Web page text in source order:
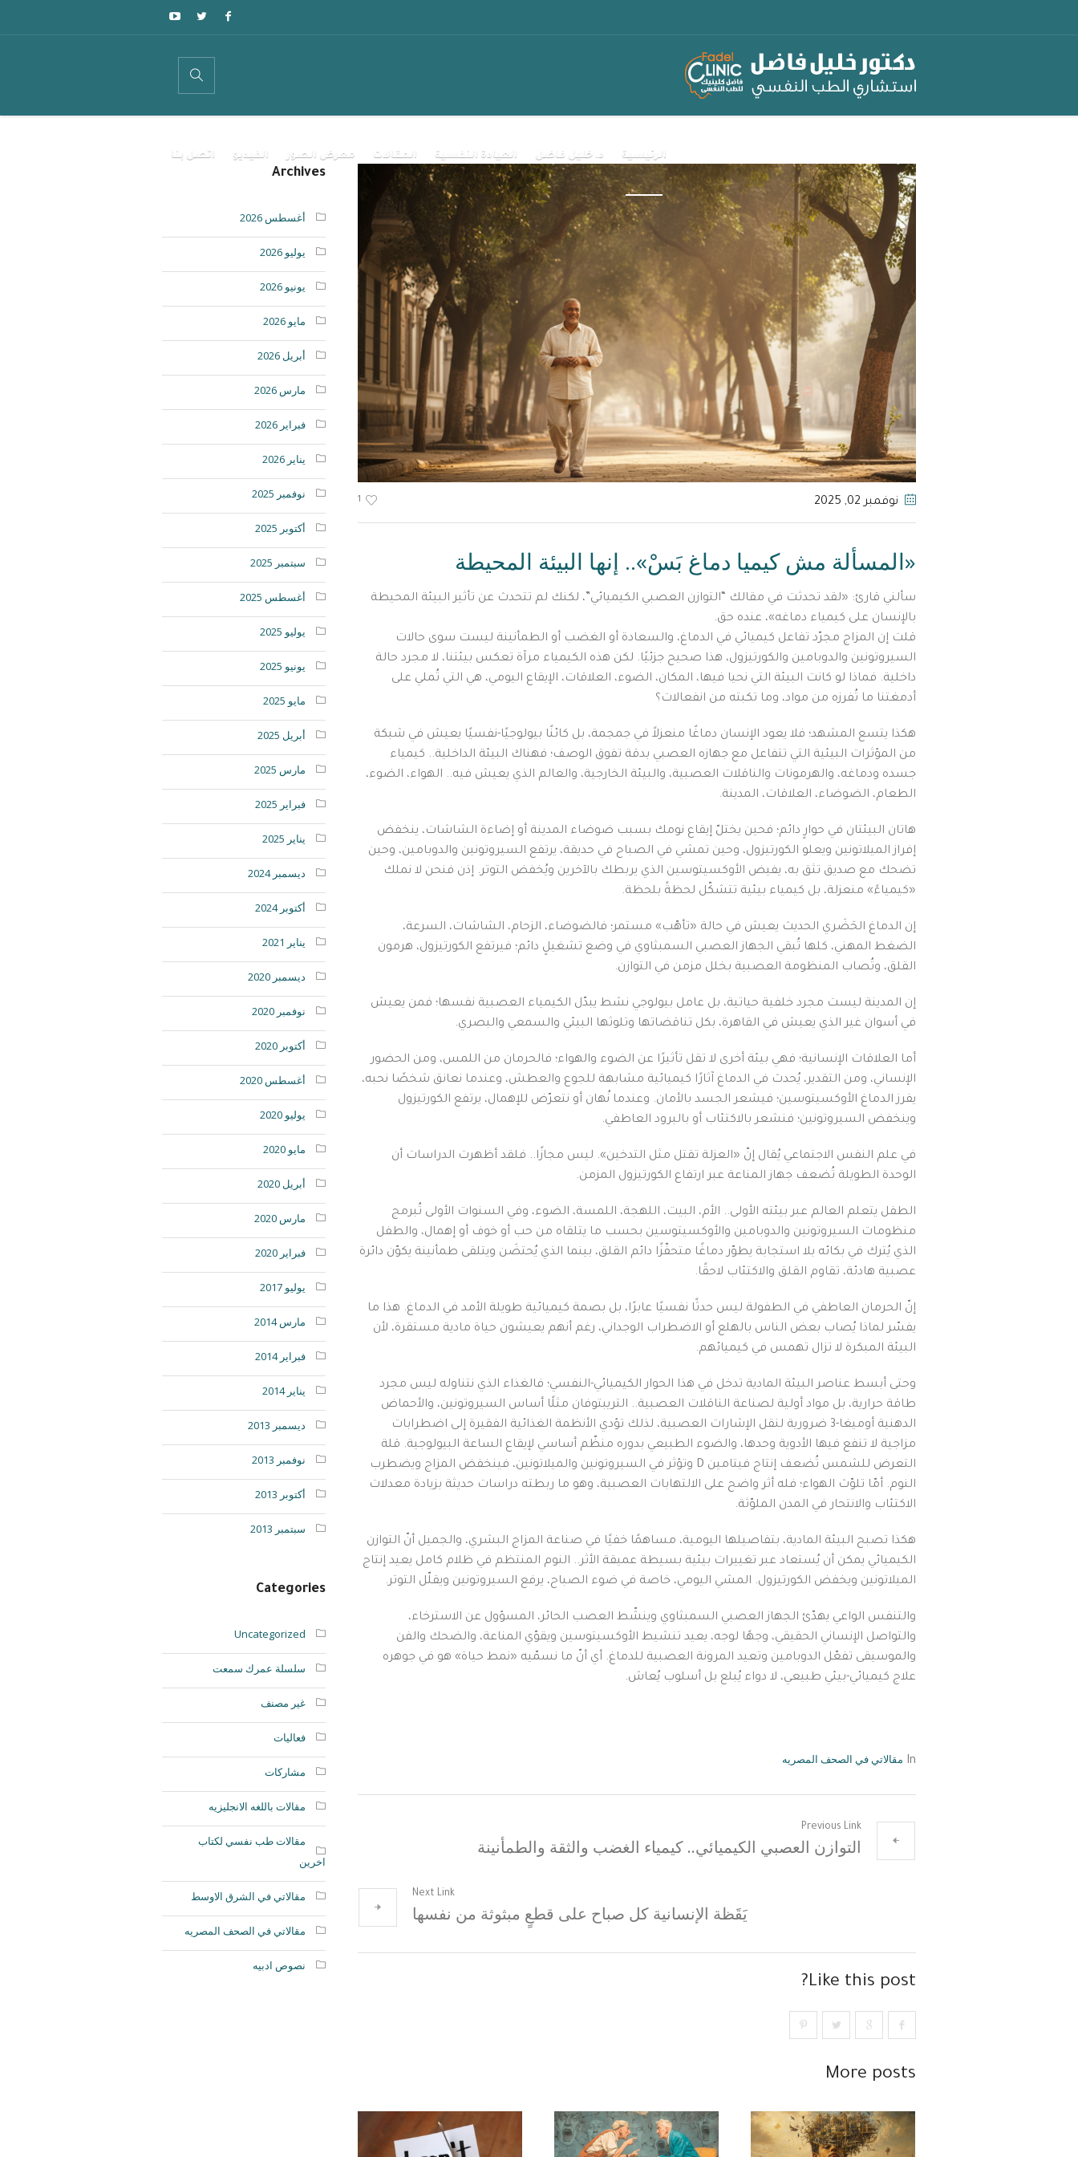
الرئيسية د. خليل فاضل العيادة النفسية المقالات معرض الصور الفيديو اتصل بنا
نوفمبر 02 , 2025
1
«المسألة مش كيميا دماغ بَسْ».. إنها البيئة المحيطة
سألني قارئ: «لقد تحدثت في مقالك “التوازن العصبي الكيميائي”، لكنك لم تتحدث عن تأثير البيئة المحيطة
بالإنسان على كيمياء دماغه»، عنده حق.
قلت إن المزاج مجرّد تفاعل كيميائي في الدماغ، والسعادة أو الغضب أو الطمأنينة ليست سوى حالات
السيروتونين والدوبامين والكورتيزول، هذا صحيح جزئيًا. لكن هذه الكيمياء مرآة تعكس بيئتنا، لا مجرد حالة
داخلية. فماذا لو كانت البيئة التي نحيا فيها، المكان، الضوء، العلاقات، الإيقاع اليومي، هي التي تُملي على
أدمغتنا ما تُفرزه من مواد، وما تكبته من انفعالات؟
هكذا يتسع المشهد؛ فلا يعود الإنسان دماغًا منعزلاً في جمجمة، بل كائنًا بيولوجيًا-نفسيًا يعيش في شبكة
من المؤثرات البيئية التي تتفاعل مع جهازه العصبي بدقة تفوق الوصف؛ فهناك البيئة الداخلية.. كيمياء
جسده ودماغه، والهرمونات والناقلات العصبية، والبيئة الخارجية، والعالم الذي يعيش فيه.. الهواء، الضوء،
الطعام، الضوضاء، العلاقات، المدينة.
هاتان البيئتان في حوارٍ دائم؛ فحين يختلّ إيقاع نومك بسبب ضوضاء المدينة أو إضاءة الشاشات، ينخفض
إفراز الميلاتونين ويعلو الكورتيزول، وحين تمشي في الصباح في حديقة، يرتفع السيروتونين والدوبامين، وحين
تضحك مع صديق تثق به، يفيض الأوكسيتوسين الذي يربطك بالآخرين ويُخفض التوتر. إذن فنحن لا نملك
«كيمياءً» منعزلة، بل كيمياء بيئية تتشكّل لحظةً بلحظة.
إن الدماغ الحَضَري الحديث يعيش في حالة «تأهّب» مستمر؛ فالضوضاء، الزحام، الشاشات، السرعة،
الضغط المهني، كلها تُبقي الجهاز العصبي السمبثاوي في وضع تشغيلٍ دائم؛ فيرتفع الكورتيزول، هرمون
القلق، وتُصاب المنظومة العصبية بخلل مزمن في التوازن.
إن المدينة ليست مجرد خلفية حياتية، بل عامل بيولوجي نشط يبدّل الكيمياء العصبية نفسها؛ فمن يعيش
في أسوان غير الذي يعيش في القاهرة، بكل تناقضاتها وتلوثها البيئي والسمعي والبصري.
أما العلاقات الإنسانية؛ فهي بيئة أخرى لا تقل تأثيرًا عن الضوء والهواء؛ فالحرمان من اللمس، ومن الحضور
الإنساني، ومن التقدير، يُحدث في الدماغ آثارًا كيميائية مشابهة للجوع والعطش، وعندما نعانق شخصًا نحبه،
يفرز الدماغ الأوكسيتوسين؛ فيشعر الجسد بالأمان. وعندما نُهان أو نتعرّض للإهمال، يرتفع الكورتيزول
وينخفض السيروتونين؛ فنشعر بالاكتئاب أو بالبرود العاطفي.
في علم النفس الاجتماعي يُقال إنّ «العزلة تقتل مثل التدخين». ليس مجازًا.. فلقد أظهرت الدراسات أن
الوحدة الطويلة تُضعف جهاز المناعة عبر ارتفاع الكورتيزول المزمن.
الطفل يتعلم العالم عبر بيئته الأولى.. الأم، البيت، اللهجة، اللمسة، الضوء، وفي السنوات الأولى تُبرمج
منظومات السيروتونين والدوبامين والأوكسيتوسين بحسب ما يتلقاه من حب أو خوف أو إهمال، والطفل
الذي يُترك في بكائه بلا استجابة يطوّر دماغًا متحفّزًا دائم القلق، بينما الذي يُحتضَن ويتلقى طمأنينة يكوّن دائرة
عصبية هادئة، تقاوم القلق والاكتئاب لاحقًا.
إنّ الحرمان العاطفي في الطفولة ليس حدثًا نفسيًا عابرًا، بل بصمة كيميائية طويلة الأمد في الدماغ. هذا ما
يفسّر لماذا يُصاب بعض الناس بالهلع أو الاضطراب الوجداني، رغم أنهم يعيشون حياة مادية مستقرة، لأن
البيئة المبكرة لا تزال تهمس في كيميائهم.
وحتى أبسط عناصر البيئة المادية تدخل في هذا الحوار الكيميائي-النفسي؛ فالغذاء الذي نتناوله ليس مجرد
طاقة حرارية، بل مواد أولية لصناعة الناقلات العصبية.. التريبتوفان مثلًا أساس السيروتونين، والأحماض
الدهنية أوميغا-3 ضرورية لنقل الإشارات العصبية، لذلك تؤدي الأنظمة الغذائية الفقيرة إلى اضطرابات
مزاجية لا تنفع فيها الأدوية وحدها، والضوء الطبيعي بدوره منظّم أساسي لإيقاع الساعة البيولوجية. قلة
التعرض للشمس تُضعف إنتاج فيتامين D وتؤثر في السيروتونين والميلاتونين، فينخفض المزاج ويضطرب
النوم. أمّا تلوّث الهواء؛ فله أثر واضح على الالتهابات العصبية، وهو ما ربطته دراسات حديثة بزيادة معدلات
الاكتئاب والانتحار في المدن الملوّثة.
هكذا تصبح البيئة المادية، بتفاصيلها اليومية، مساهمًا خفيًا في صناعة المزاج البشري، والجميل أنّ التوازن
الكيميائي يمكن أن يُستعاد عبر تغييرات بيئية بسيطة عميقة الأثر.. النوم المنتظم في ظلام كامل يعيد إنتاج
الميلاتونين ويخفض الكورتيزول. المشي اليومي، خاصة في ضوء الصباح، يرفع السيروتونين ويقلّل التوتر.
والتنفس الواعي يهدّئ الجهاز العصبي السمبثاوي وينشّط العصب الحائر، المسؤول عن الاسترخاء،
والتواصل الإنساني الحقيقي، وجهًا لوجه، يعيد تنشيط الأوكسيتوسين ويقوّي المناعة، والضحك والفن
والموسيقى تفعّل الدوبامين وتعيد المرونة العصبية للدماغ. أي أنّ ما نسمّيه «نمط حياة» هو في جوهره
علاج كيميائي-بيئي طبيعي، لا دواء يُبلع بل أسلوب يُعاش.
In مقالاتي في الصحف المصريه
Previous Link
التوازن العصبي الكيميائي.. كيمياء الغضب والثقة والطمأنينة
Next Link
يَقَظة الإنسانية كل صباح على قطعٍ مبثوثة من نفسها
Like this post?
More posts
Archives
أغسطس 2026
يوليو 2026
يونيو 2026
مايو 2026
أبريل 2026
مارس 2026
فبراير 2026
يناير 2026
نوفمبر 2025
أكتوبر 2025
سبتمبر 2025
أغسطس 2025
يوليو 2025
يونيو 2025
مايو 2025
أبريل 2025
مارس 2025
فبراير 2025
يناير 2025
ديسمبر 2024
أكتوبر 2024
يناير 2021
ديسمبر 2020
نوفمبر 2020
أكتوبر 2020
أغسطس 2020
يوليو 2020
مايو 2020
أبريل 2020
مارس 2020
فبراير 2020
يوليو 2017
مارس 2014
فبراير 2014
يناير 2014
ديسمبر 2013
نوفمبر 2013
أكتوبر 2013
سبتمبر 2013
Categories
Uncategorized
سلسلة عمرك سمعت
غير مصنف
فعاليات
مشاركات
مقالات باللغه الانجليزيه
مقالات طب نفسي لكتاب
اخرين
مقالاتي في الشرق الاوسط
مقالاتي في الصحف المصريه
نصوص ادبيه